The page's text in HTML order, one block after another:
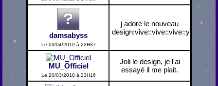
damsabyss
Le 03/04/2010 à 22H37
j adore le nouveau
design:vive::vive::vive::yoshi:
MU_Officiel
Le 20/03/2010 à 23H16
Joli le design, je l'ai
essayé il me plait.